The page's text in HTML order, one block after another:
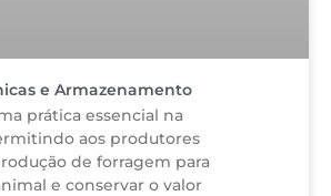
e Armazenamento
prática essencial na
aos produtores
de forragem para
e conservar o valor